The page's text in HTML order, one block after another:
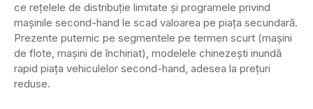
ce rețelele de distribuție limitate și programele privind
mașinile second-hand le scad valoarea pe piața secundară.
Prezente puternic pe segmentele pe termen scurt (mașini
de flote, mașini de închiriat), modelele chinezești inundă
rapid piața vehiculelor second-hand, adesea la prețuri
reduse.